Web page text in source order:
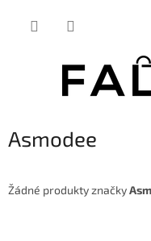
Asmodee
Žádné produkty značky